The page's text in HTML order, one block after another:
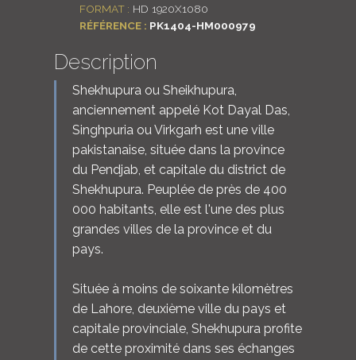
FORMAT : HD 1920X1080
RÉFÉRENCE : PK1404-HM000979
Description
Shekhupura ou Sheikhupura,
anciennement appelé Kot Dayal Das,
Singhpuria ou Virkgarh est une ville
pakistanaise, située dans la province
du Pendjab, et capitale du district de
Shekhupura. Peuplée de près de 400
000 habitants, elle est l'une des plus
grandes villes de la province et du
pays.
Située à moins de soixante kilomètres
de Lahore, deuxième ville du pays et
capitale provinciale, Shekhupura profite
de cette proximité dans ses échanges